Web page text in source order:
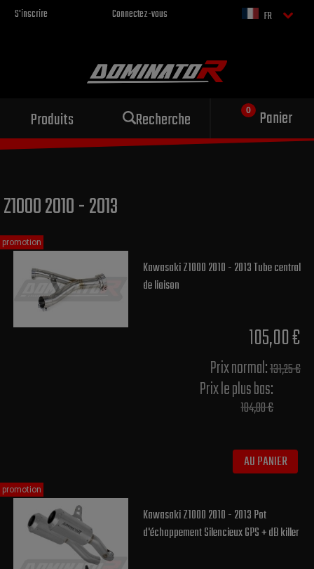
S'inscrire Connectez-vous FR
Produits Recherche Panier
Échappement sportif
pour votre moto
Z1000 2010 - 2013
Kawasaki Z1000 2010 - 2013 Tube central
de liaison
105,00 €
Prix normal​:131,25 €
Prix le plus bas:
104,00 €
AU PANIER
promotion
Kawasaki Z1000 2010 - 2013 Pot
d'échappement Silencieux GPS + dB killer
promotion